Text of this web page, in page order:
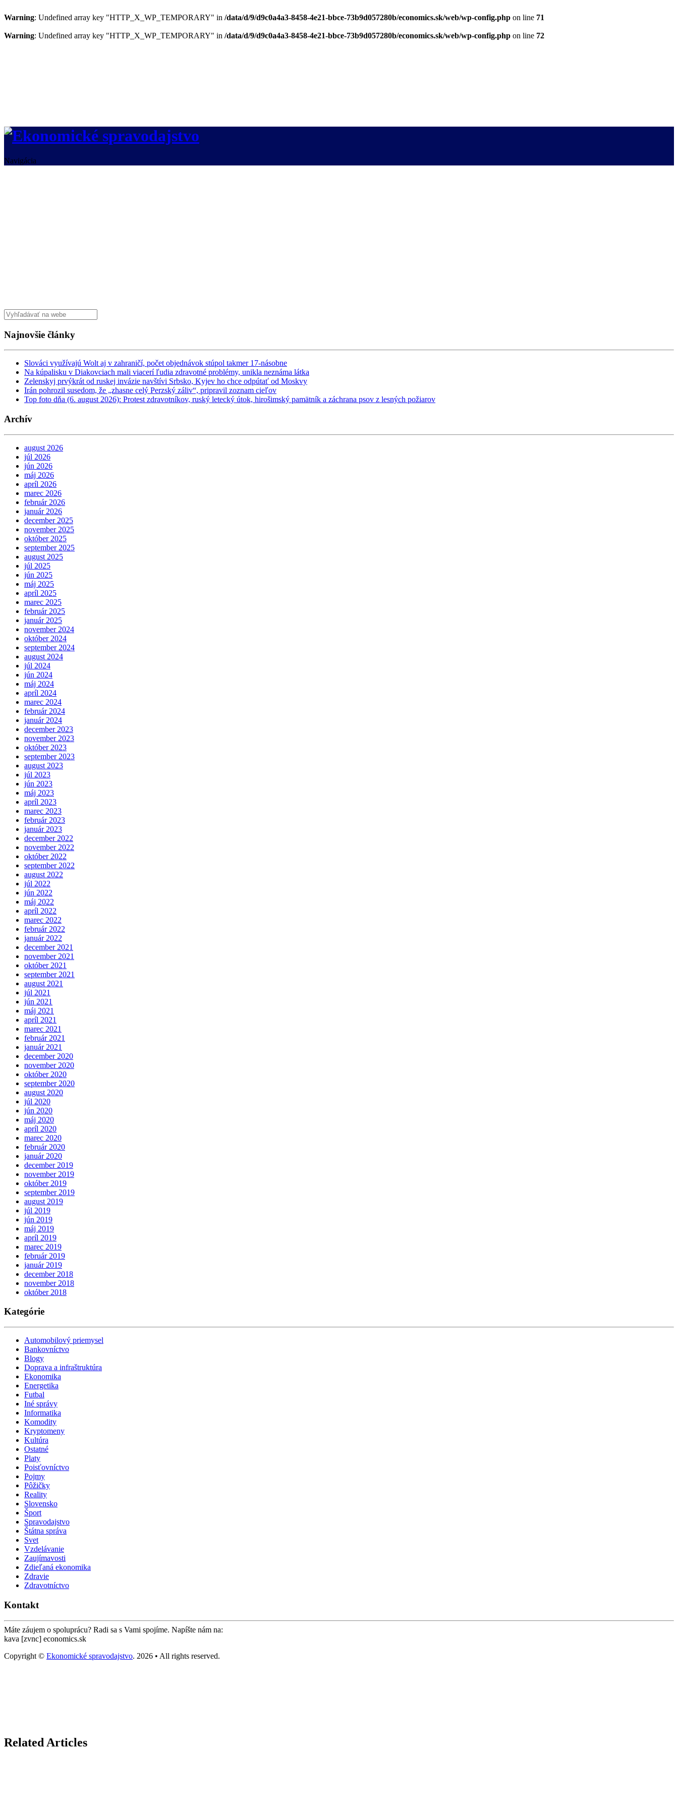
Warning: Undefined array key "HTTP_X_WP_TEMPORARY" in /data/d/9/d9c0a4a3-8458-4e21-bbce-73b9d057280b/economics.sk/web/wp-config.php on line 71
Warning: Undefined array key "HTTP_X_WP_TEMPORARY" in /data/d/9/d9c0a4a3-8458-4e21-bbce-73b9d057280b/economics.sk/web/wp-config.php on line 72
Navigácia
Najnovšie články
Slováci využívajú Wolt aj v zahraničí, počet objednávok stúpol takmer 17-násobne
Na kúpalisku v Diakovciach mali viacerí ľudia zdravotné problémy, unikla neznáma látka
Zelenskyj prvýkrát od ruskej invázie navštívi Srbsko, Kyjev ho chce odpútať od Moskvy
Irán pohrozil susedom, že „zhasne celý Perzský záliv“, pripravil zoznam cieľov
Top foto dňa (6. august 2026): Protest zdravotníkov, ruský letecký útok, hirošimský pamätník a záchrana psov z lesných požiarov
Archív
august 2026
júl 2026
jún 2026
máj 2026
apríl 2026
marec 2026
február 2026
január 2026
december 2025
november 2025
október 2025
september 2025
august 2025
júl 2025
jún 2025
máj 2025
apríl 2025
marec 2025
február 2025
január 2025
november 2024
október 2024
september 2024
august 2024
júl 2024
jún 2024
máj 2024
apríl 2024
marec 2024
február 2024
január 2024
december 2023
november 2023
október 2023
september 2023
august 2023
júl 2023
jún 2023
máj 2023
apríl 2023
marec 2023
február 2023
január 2023
december 2022
november 2022
október 2022
september 2022
august 2022
júl 2022
jún 2022
máj 2022
apríl 2022
marec 2022
február 2022
január 2022
december 2021
november 2021
október 2021
september 2021
august 2021
júl 2021
jún 2021
máj 2021
apríl 2021
marec 2021
február 2021
január 2021
december 2020
november 2020
október 2020
september 2020
august 2020
júl 2020
jún 2020
máj 2020
apríl 2020
marec 2020
február 2020
január 2020
december 2019
november 2019
október 2019
september 2019
august 2019
júl 2019
jún 2019
máj 2019
apríl 2019
marec 2019
február 2019
január 2019
december 2018
november 2018
október 2018
Kategórie
Automobilový priemysel
Bankovníctvo
Blogy
Doprava a infraštruktúra
Ekonomika
Energetika
Futbal
Iné správy
Informatika
Komodity
Kryptomeny
Kultúra
Ostatné
Platy
Poisťovníctvo
Pojmy
Pôžičky
Reality
Slovensko
Šport
Spravodajstvo
Štátna správa
Svet
Vzdelávanie
Zaujímavosti
Zdieľaná ekonomika
Zdravie
Zdravotníctvo
Kontakt
Máte záujem o spoluprácu? Radi sa s Vami spojíme. Napíšte nám na:
kava [zvnc] economics.sk
Copyright © Ekonomické spravodajstvo. 2026 • All rights reserved.
Related Articles